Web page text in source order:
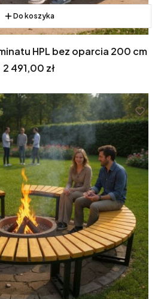
Do koszyka
HPL bez oparcia 200 cm
Cena
2 491,00 zł